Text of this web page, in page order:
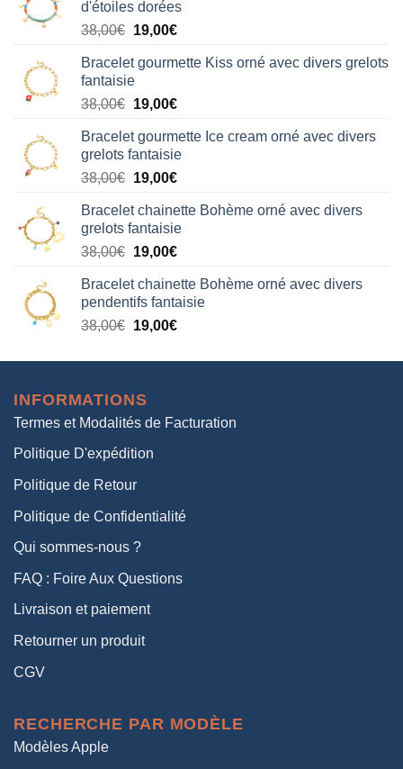
d'étoiles dorées
38,00€ Le
initial
était :
38,00€.
19,00€Le
actuel
19,00€.
Bracelet gourmette Kiss orné avec divers grelots
fantaisie
38,00€ Le
initial
était :
38,00€.
19,00€Le
actuel
est :
19,00€.
Bracelet gourmette Ice cream orné avec divers
grelots fantaisie
38,00€ Le
initial
était :
38,00€.
19,00€Le
actuel
est :
19,00€.
Bracelet chainette Bohème orné avec divers
grelots fantaisie
38,00€ Le
initial
était :
38,00€.
19,00€Le
actuel
est :
19,00€.
Bracelet chainette Bohème orné avec divers
pendentifs fantaisie
38,00€ Le
initial
38,00€.
19,00€Le
actuel
INFORMATIONS
Termes et Modalités de Facturation
Politique D'expédition
Politique de Retour
Politique de Confidentialité
Qui sommes-nous ?
FAQ : Foire Aux Questions
Livraison et paiement
Retourner un produit
CGV
RECHERCHE PAR MODÈLE
Modèles Apple